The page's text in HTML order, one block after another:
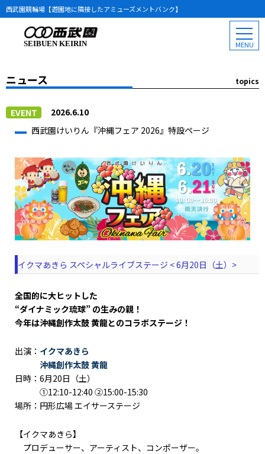
西武園競輪場【遊園地に隣接したアミューズメントバンク】
SEIBUEN KEIRIN
ニュース topics
EVENT
2026.6.10
西武園けいりん『沖縄フェア 2026』特設ページ
イクマあきら スペシャルライブステージ < 6月20日（土）>
全国的に大ヒットした
“ダイナミック琉球” の生みの親！
今年は沖縄創作太鼓 黄龍とのコラボステージ！
出演： イクマあきら
沖縄創作太鼓 黄龍
日時：6月20日（土）
①12:10-12:40 ②15:00-15:30
場所：円形広場 エイサーステージ
【イクマあきら】
プロデューサー、アーティスト、コンポーザー。